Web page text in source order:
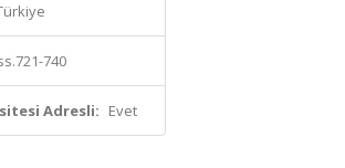
740
Adresli: Evet